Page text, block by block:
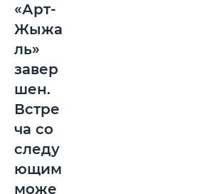
«Арт-
Жыжа
ль»
завер
шен.
Встре
ча со
следу
ющим
може